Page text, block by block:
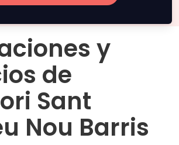
y
de
Sant
Nou Barris